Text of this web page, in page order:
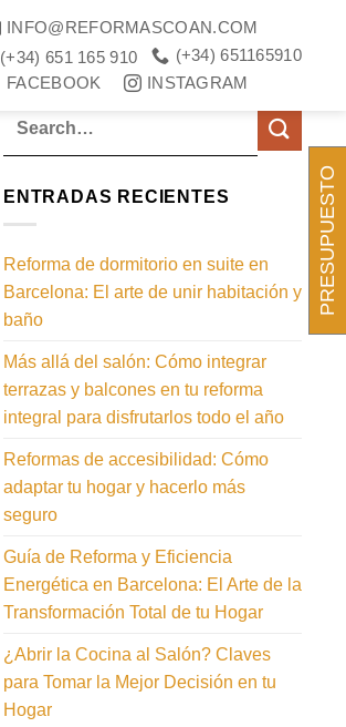
INFO@REFORMASCOAN.COM
(+34) 651 165 910
(+34) 651165910
FACEBOOK
INSTAGRAM
ENTRADAS RECIENTES
Reforma de dormitorio en suite en
Barcelona: El arte de unir habitación y
baño
Más allá del salón: Cómo integrar
terrazas y balcones en tu reforma
integral para disfrutarlos todo el año
Reformas de accesibilidad: Cómo
adaptar tu hogar y hacerlo más
seguro
Guía de Reforma y Eficiencia
Energética en Barcelona: El Arte de la
Transformación Total de tu Hogar
¿Abrir la Cocina al Salón? Claves
para Tomar la Mejor Decisión en tu
Hogar
PRESUPUESTO